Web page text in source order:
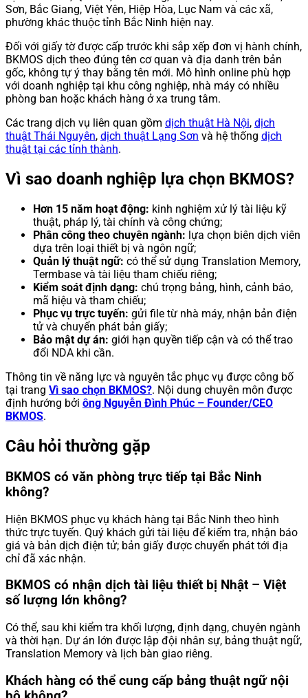
Sơn, Bắc Giang, Việt Yên, Hiệp Hòa, Lục Nam và các xã,
phường khác thuộc tỉnh Bắc Ninh hiện nay.
Đối với giấy tờ được cấp trước khi sắp xếp đơn vị hành chính,
BKMOS dịch theo đúng tên cơ quan và địa danh trên bản
gốc, không tự ý thay bằng tên mới. Mô hình online phù hợp
với doanh nghiệp tại khu công nghiệp, nhà máy có nhiều
phòng ban hoặc khách hàng ở xa trung tâm.
Các trang dịch vụ liên quan gồm dịch thuật Hà Nội, dịch
thuật Thái Nguyên, dịch thuật Lạng Sơn và hệ thống dịch
thuật tại các tỉnh thành.
Vì sao doanh nghiệp lựa chọn BKMOS?
Hơn 15 năm hoạt động: kinh nghiệm xử lý tài liệu kỹ
thuật, pháp lý, tài chính và công chứng;
Phân công theo chuyên ngành: lựa chọn biên dịch viên
dựa trên loại thiết bị và ngôn ngữ;
Quản lý thuật ngữ: có thể sử dụng Translation Memory,
Termbase và tài liệu tham chiếu riêng;
Kiểm soát định dạng: chú trọng bảng, hình, cảnh báo,
mã hiệu và tham chiếu;
Phục vụ trực tuyến: gửi file từ nhà máy, nhận bản điện
tử và chuyển phát bản giấy;
Bảo mật dự án: giới hạn quyền tiếp cận và có thể trao
đổi NDA khi cần.
Thông tin về năng lực và nguyên tắc phục vụ được công bố
tại trang Vì sao chọn BKMOS?. Nội dung chuyên môn được
định hướng bởi ông Nguyễn Đình Phúc – Founder/CEO
BKMOS.
Câu hỏi thường gặp
BKMOS có văn phòng trực tiếp tại Bắc Ninh
không?
Hiện BKMOS phục vụ khách hàng tại Bắc Ninh theo hình
thức trực tuyến. Quý khách gửi tài liệu để kiểm tra, nhận báo
giá và bản dịch điện tử; bản giấy được chuyển phát tới địa
chỉ đã xác nhận.
BKMOS có nhận dịch tài liệu thiết bị Nhật – Việt
số lượng lớn không?
Có thể, sau khi kiểm tra khối lượng, định dạng, chuyên ngành
và thời hạn. Dự án lớn được lập đội nhân sự, bảng thuật ngữ,
Translation Memory và lịch bàn giao riêng.
Khách hàng có thể cung cấp bảng thuật ngữ nội